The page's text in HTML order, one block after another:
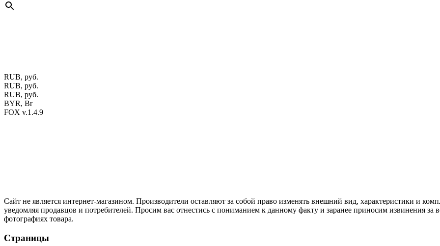
RUB, руб.
RUB, руб.
RUB, руб.
BYR, Br
FOX v.1.4.9
Сайт не является интернет-магазином. Производители оставляют за собой право изменять внешний вид, характеристики и
уведомляя продавцов и потребителей. Просим вас отнестись с пониманием к данному факту и заранее приносим извинения
фотографиях товара.
Страницы